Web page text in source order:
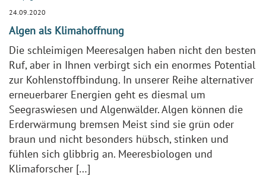
24.09.2020
Algen als Klimahoffnung
Die schleimigen Meeresalgen haben nicht den besten
Ruf, aber in Ihnen verbirgt sich ein enormes Potential
zur Kohlenstoffbindung. In unserer Reihe alternativer
erneuerbarer Energien geht es diesmal um
Seegraswiesen und Algenwälder. Algen können die
Erderwärmung bremsen Meist sind sie grün oder
braun und nicht besonders hübsch, stinken und
fühlen sich glibbrig an. Meeresbiologen und
Klimaforscher […]